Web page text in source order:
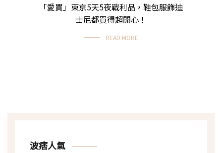
「愛買」東京5天5夜戰利品，鞋包服飾迪
士尼都買得超開心！
READ MORE
波痞人氣